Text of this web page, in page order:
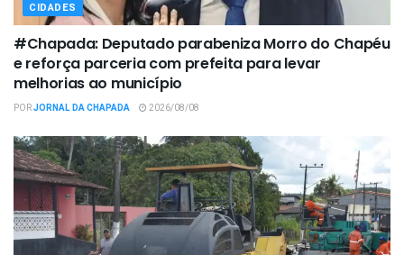
CIDADES
#Chapada: Deputado parabeniza Morro do Chapéu
e reforça parceria com prefeita para levar
melhorias ao município
PORJORNAL DA CHAPADA 2026/08/08